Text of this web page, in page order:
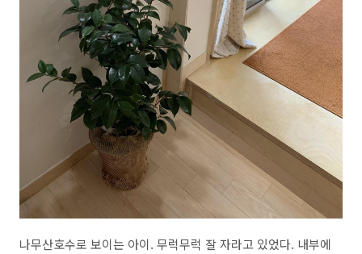
나무산호수로 보이는 아이. 무럭무럭 잘 자라고 있었다. 내부에